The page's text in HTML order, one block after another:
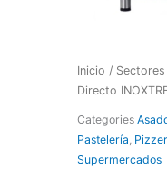
Inicio / Sectores
Directo
Categories
Pastelería,
Supermercados